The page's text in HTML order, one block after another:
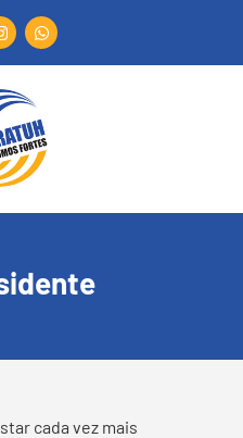
cada vez mais